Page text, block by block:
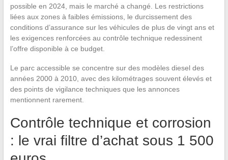
possible en 2024, mais le marché a changé. Les restrictions
liées aux zones à faibles émissions, le durcissement des
conditions d’assurance sur les véhicules de plus de vingt ans et
les exigences renforcées au contrôle technique redessinent
l’offre disponible à ce budget.
Le parc accessible se concentre sur des modèles diesel des
années 2000 à 2010, avec des kilométrages souvent élevés et
des points de vigilance techniques que les annonces
mentionnent rarement.
Contrôle technique et corrosion
: le vrai filtre d’achat sous 1 500